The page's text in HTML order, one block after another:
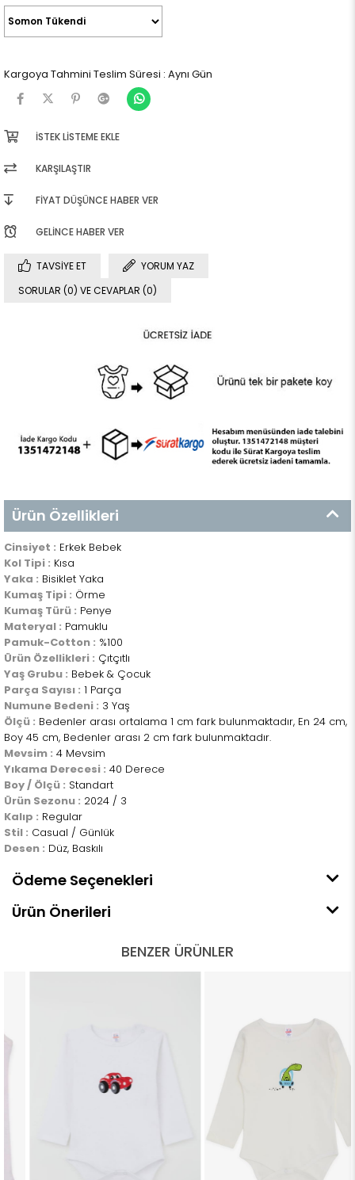
Kargoya Tahmini Teslim Süresi : Aynı Gün
İSTEK LISTEME EKLE
KARŞILAŞTIR
FIYAT DÜŞÜNCE HABER VER
GELINCE HABER VER
TAVSIYE ET
YORUM YAZ
SORULAR (0) VE CEVAPLAR (0)
Ürün Özellikleri
Cinsiyet : Erkek Bebek
Kol Tipi : Kısa
Yaka : Bisiklet Yaka
Kumaş Tipi : Örme
Kumaş Türü : Penye
Materyal : Pamuklu
Pamuk-Cotton : %100
Ürün Özellikleri : Çıtçıtlı
Yaş Grubu : Bebek & Çocuk
Parça Sayısı : 1 Parça
Numune Bedeni : 3 Yaş
Ölçü : Bedenler arası ortalama 1 cm fark bulunmaktadır, En 24 cm,
Boy 45 cm, Bedenler arası 2 cm fark bulunmaktadır.
Mevsim : 4 Mevsim
Yıkama Derecesi : 40 Derece
Boy / Ölçü : Standart
Ürün Sezonu : 2024 / 3
Kalıp : Regular
Stil : Casual / Günlük
Desen : Düz, Baskılı
Ödeme Seçenekleri
Ürün Önerileri
BENZER ÜRÜNLER